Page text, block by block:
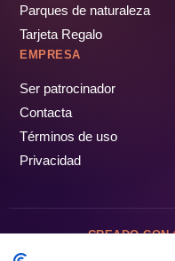
Parques de naturaleza
Tarjeta Regalo
EMPRESA
Ser patrocinador
Contacta
Términos de uso
Privacidad
CREADO CON